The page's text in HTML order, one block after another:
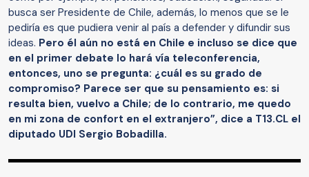
busca ser Presidente de Chile, además, lo menos que se le
pediría es que pudiera venir al país a defender y difundir sus
ideas. Pero él aún no está en Chile e incluso se dice que
en el primer debate lo hará vía teleconferencia,
entonces, uno se pregunta: ¿cuál es su grado de
compromiso? Parece ser que su pensamiento es: si
resulta bien, vuelvo a Chile; de lo contrario, me quedo
en mi zona de confort en el extranjero”, dice a T13.CL el
diputado UDI Sergio Bobadilla.